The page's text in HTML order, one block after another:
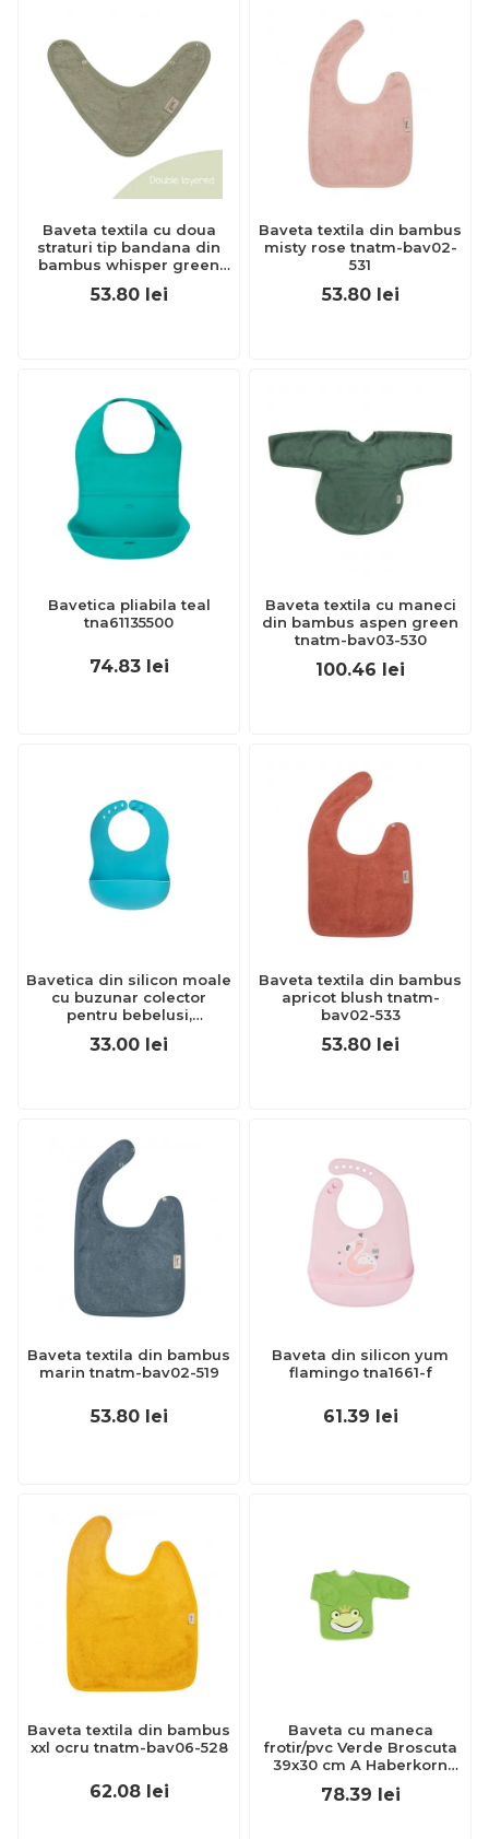
Baveta textila cu doua
straturi tip bandana din
bambus whisper green
53.80 lei
Baveta textila din bambus
misty rose tnatm-bav02-
531
53.80 lei
Bavetica pliabila teal
tna61135500
74.83 lei
Baveta textila cu maneci
din bambus aspen green
tnatm-bav03-530
100.46 lei
Bavetica din silicon moale
cu buzunar colector
pentru bebelusi,
albastra, Reer Eat`n Tidy
33.00 lei
Baveta textila din bambus
apricot blush tnatm-
bav02-533
53.80 lei
Baveta textila din bambus
marin tnatm-bav02-519
53.80 lei
Baveta din silicon yum
flamingo tna1661-f
61.39 lei
Baveta textila din bambus
xxl ocru tnatm-bav06-528
62.08 lei
Baveta cu maneca
frotir/pvc Verde Broscuta
39x30 cm A Haberkorn
78.39 lei